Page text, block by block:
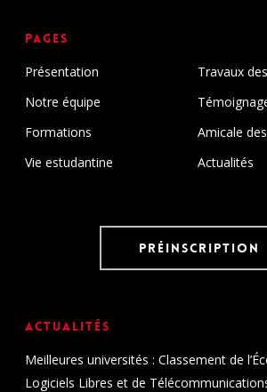
Pages
Présentation
Notre équipe
Formations
Vie estudantine
Travaux
Amicale
Actualités
Préinscription
Actualités
Meilleures universités : Classement de
Logiciels Libres et de